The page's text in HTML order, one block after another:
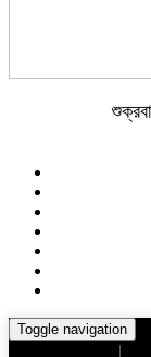
Toggle navigation